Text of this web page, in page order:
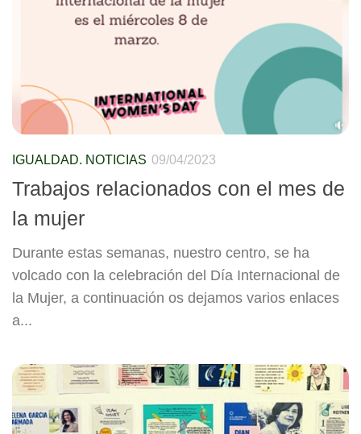
IGUALDAD. NOTICIAS 09/04/2023
Trabajos relacionados con el mes de
la mujer
Durante estas semanas, nuestro centro, se ha
volcado con la celebración del Día Internacional de
la Mujer, a continuación os dejamos varios enlaces
a...